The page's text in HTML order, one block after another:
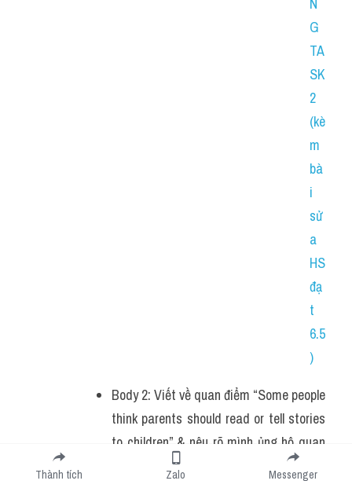
G
TA
SK
2
(kè
m
bà
i
sử
a
HS
đạ
t
6.5
)
Body 2: Viết về quan điểm “Some people
think parents should read or tell stories
to children” & nêu rõ mình ủng hộ quan
Thành tích Zalo Messenger